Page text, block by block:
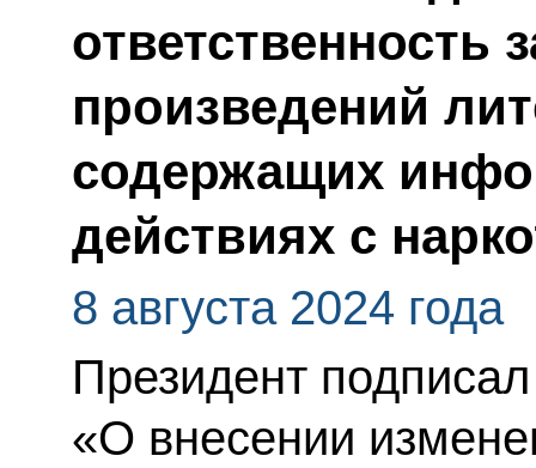
ответственность
произведений
содержащих
действиях с
8 августа 2024 года
Президент
«О внесении